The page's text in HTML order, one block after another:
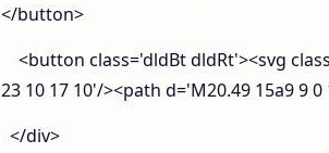
</button>
<button class='dldBt dldRt'><svg
23 10 17 10'/><path d='M20.49 15a9 9
</div>